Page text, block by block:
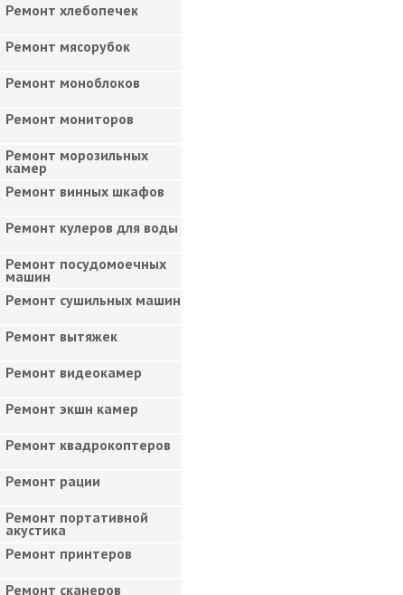
Ремонт хлебопечек
Ремонт мясорубок
Ремонт моноблоков
Ремонт мониторов
Ремонт морозильных
камер
Ремонт винных шкафов
Ремонт кулеров для воды
Ремонт посудомоечных
машин
Ремонт сушильных машин
Ремонт вытяжек
Ремонт видеокамер
Ремонт экшн камер
Ремонт квадрокоптеров
Ремонт рации
Ремонт портативной
акустика
Ремонт принтеров
Ремонт сканеров